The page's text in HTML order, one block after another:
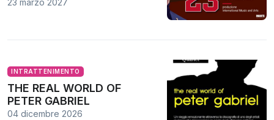
INTRATTENIMENTO
THE REAL WORLD OF
PETER GABRIEL
04 dicembre 2026